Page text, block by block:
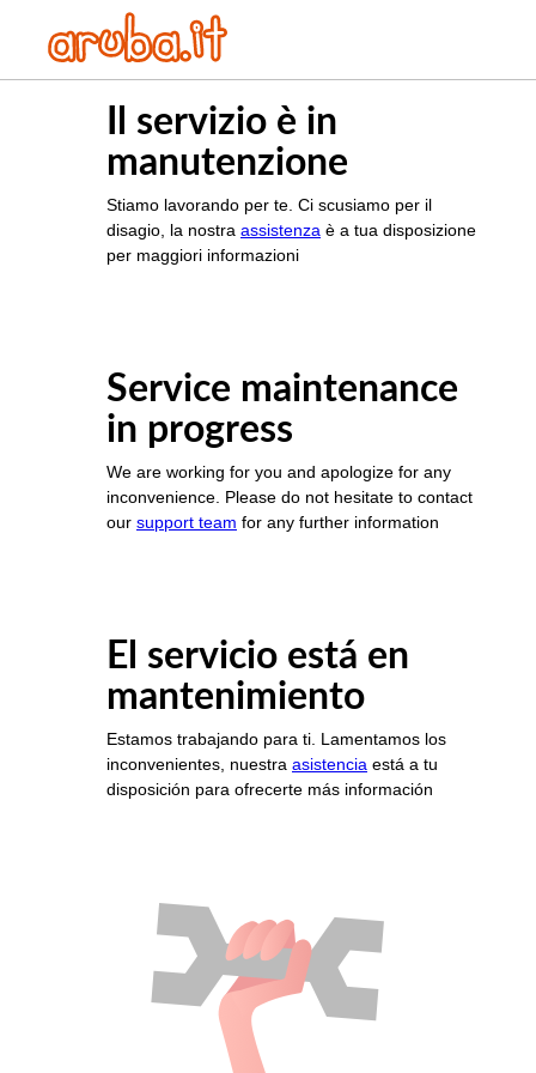
Il servizio è in
manutenzione
Stiamo lavorando per te. Ci scusiamo per il
disagio, la nostra assistenza è a tua disposizione
per maggiori informazioni
Service maintenance
in progress
We are working for you and apologize for any
inconvenience. Please do not hesitate to contact
our support team for any further information
El servicio está en
mantenimiento
Estamos trabajando para ti. Lamentamos los
inconvenientes, nuestra asistencia está a tu
disposición para ofrecerte más información